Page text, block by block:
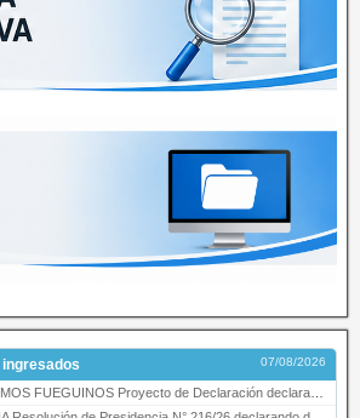
07/08/2026
Proyecto de Declaración declarando de interés provincial PRESIDENCI…